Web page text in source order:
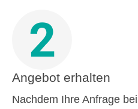
2
Angebot erhalten
Nachdem Ihre Anfrage